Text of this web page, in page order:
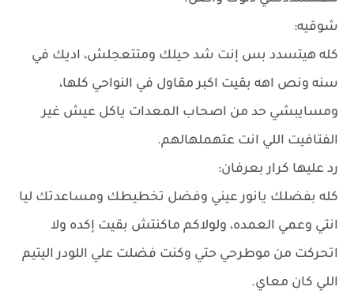
شوقيه:
كله هيتسدد بس إنت شد حيلك ومتتعجلش، اديك في
سنه ونص اهه بقيت اكبر مقاول في النواحي كلها،
ومسايبشي حد من اصحاب المعدات ياكل عيش غير
الفتافيت اللي انت عتهملهالهم.
رد عليها كرار بعرفان:
كله بفضلك يانور عيني وفضل تخطيطك ومساعدتك ليا
انتي وعمي العمده، ولولاكم ماكنتش بقيت إكده ولا
اتحركت من موطرحي حتي وكنت فضلت علي اللودر اليتيم
اللي كان معاي.